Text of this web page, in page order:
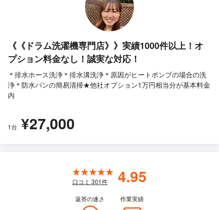
《《ドラム洗濯機専門店》》実績1000件以上！オ
プション料金なし！誠実な対応！
＊排水ホース洗浄＊排水溝洗浄＊原因がヒートポンプの場合の洗
浄＊防水パンの簡易清掃★他社オプション1万円相当分が基本料金
内
1台 ¥27,000
口コミ 301件 4.95
返答の速さ 作業実績